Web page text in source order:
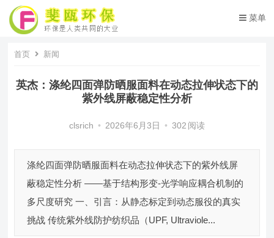
菜单
首页 新闻
英杰：涤纶四面弹防晒服面料在动态拉伸状态下的
紫外线屏蔽稳定性分析
clsrich • 2026年6月3日 • 302 阅读
涤纶四面弹防晒服面料在动态拉伸状态下的紫外线屏
蔽稳定性分析 ——基于结构形变-光学响应耦合机制的
多尺度研究 一、引言：从静态标定到动态服役的真实
挑战 传统紫外线防护纺织品（UPF, Ultraviole...